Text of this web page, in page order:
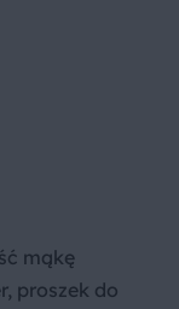
mąkę
proszek do